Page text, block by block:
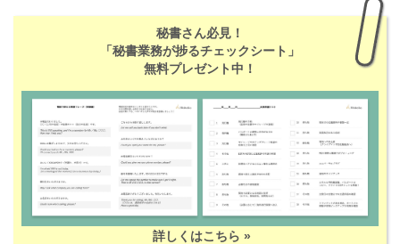
秘書さん必見！
「秘書業務が捗るチェックシート」
無料プレゼント中！
詳しくはこちら »